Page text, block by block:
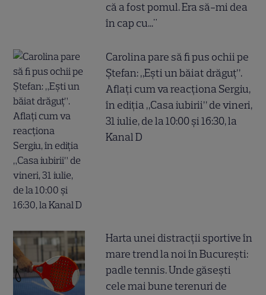
că a fost pomul. Era să-mi dea
în cap cu..."
Carolina pare să fi pus ochii pe
Ștefan: „Ești un băiat drăguț”.
Aflați cum va reacționa Sergiu,
în ediția „Casa iubirii” de vineri,
31 iulie, de la 10:00 și 16:30, la
Kanal D
Harta unei distracții sportive în
mare trend la noi în București:
padle tennis. Unde găsești
cele mai bune terenuri de